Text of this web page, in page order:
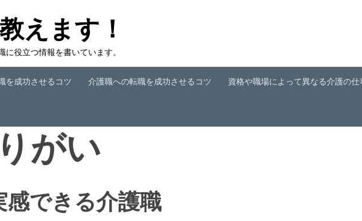
えます！
役立つ情報を書いています。
を成功させるコツ 介護職への転職を成功させるコツ 資格や職場によって異なる介護の仕
がい
できる介護職